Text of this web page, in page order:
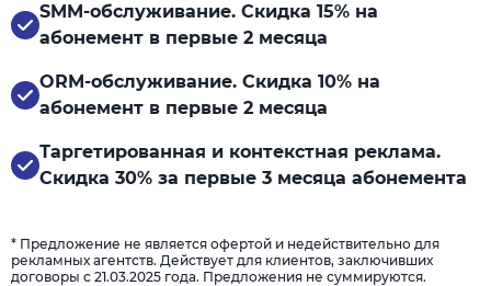
SMM-обслуживание. Скидка 15% на
абонемент в первые 2 месяца
ORM-обслуживание. Скидка 10% на
абонемент в первые 2 месяца
Таргетированная и контекстная реклама.
Скидка 30% за первые 3 месяца абонемента
* Предложение не является офертой и недействительно для
рекламных агентств. Действует для клиентов, заключивших
договоры с 21.03.2025 года. Предложения не суммируются.